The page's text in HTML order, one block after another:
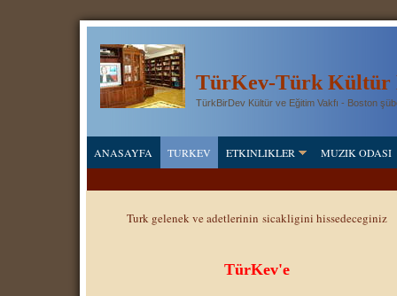
TürKev-Türk Kültür
TürkBirDev Kültür ve Eğitim Vakfı - Boston
ANASAYFA TURKEV ETKINLIKLER MUZIK ODASI
Turk gelenek ve adetlerinin sicakligini hissedeceginiz
TürKev'e